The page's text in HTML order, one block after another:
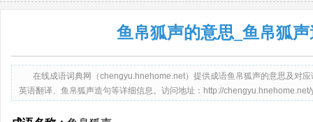
鱼帛狐声的意思_鱼帛狐
在线成语词典网（chengyu.hnehome.net）提供成语鱼帛狐声的意思及对
英语翻译、鱼帛狐声造句等详细信息。访问地址：http://